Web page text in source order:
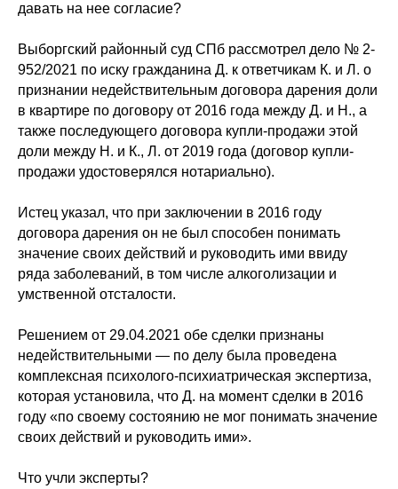
давать на нее согласие?
Выборгский районный суд СПб рассмотрел дело № 2-
952/2021 по иску гражданина Д. к ответчикам К. и Л. о
признании недействительным договора дарения доли
в квартире по договору от 2016 года между Д. и Н., а
также последующего договора купли-продажи этой
доли между Н. и К., Л. от 2019 года (договор купли-
продажи удостоверялся нотариально).
Истец указал, что при заключении в 2016 году
договора дарения он не был способен понимать
значение своих действий и руководить ими ввиду
ряда заболеваний, в том числе алкоголизации и
умственной отсталости.
Решением от 29.04.2021 обе сделки признаны
недействительными — по делу была проведена
комплексная психолого-психиатрическая экспертиза,
которая установила, что Д. на момент сделки в 2016
году «по своему состоянию не мог понимать значение
своих действий и руководить ими».
Что учли эксперты?